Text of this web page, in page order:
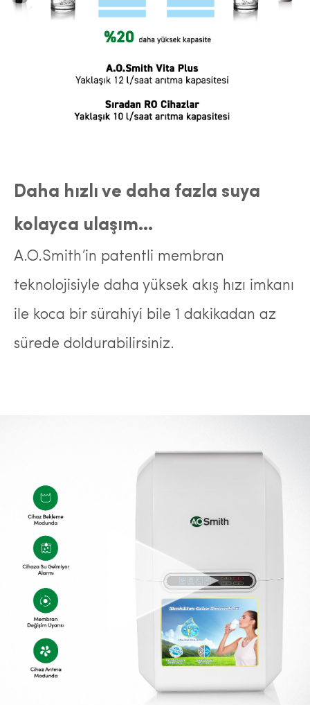
Daha hızlı ve daha fazla suya
kolayca ulaşım…
A.O.Smith’in patentli membran
teknolojisiyle daha yüksek akış hızı imkanı
ile koca bir sürahiyi bile 1 dakikadan az
sürede doldurabilirsiniz.